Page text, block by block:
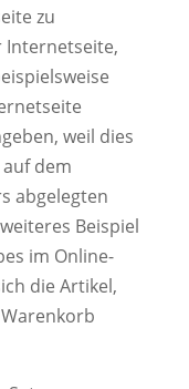
zu
Internetseite,
weil dies
dem
abgelegten
Beispiel
im Online-
die Artikel,